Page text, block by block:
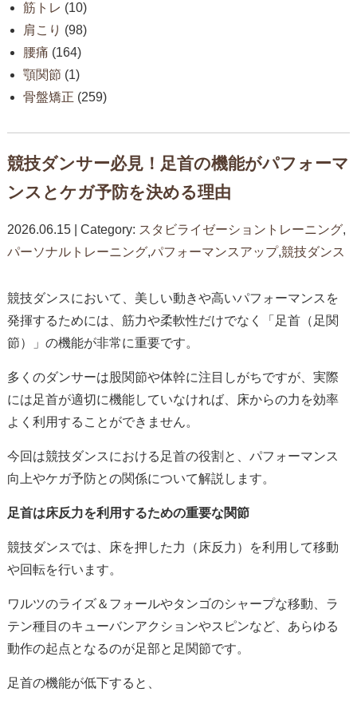
筋トレ (10)
肩こり (98)
腰痛 (164)
顎関節 (1)
骨盤矯正 (259)
競技ダンサー必見！足首の機能がパフォーマ
ンスとケガ予防を決める理由
2026.06.15 | Category: スタビライゼーショントレーニング,
パーソナルトレーニング,パフォーマンスアップ,競技ダンス
競技ダンスにおいて、美しい動きや高いパフォーマンスを
発揮するためには、筋力や柔軟性だけでなく「足首（足関
節）」の機能が非常に重要です。
多くのダンサーは股関節や体幹に注目しがちですが、実際
には足首が適切に機能していなければ、床からの力を効率
よく利用することができません。
今回は競技ダンスにおける足首の役割と、パフォーマンス
向上やケガ予防との関係について解説します。
足首は床反力を利用するための重要な関節
競技ダンスでは、床を押した力（床反力）を利用して移動
や回転を行います。
ワルツのライズ＆フォールやタンゴのシャープな移動、ラ
テン種目のキューバンアクションやスピンなど、あらゆる
動作の起点となるのが足部と足関節です。
足首の機能が低下すると、